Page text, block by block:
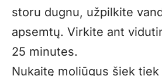
storu dugnu, užpilkite
apsemtų. Virkite ant
25 minutes.
Nukaitę moliūgus šiek tiek